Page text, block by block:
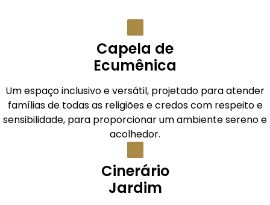
Capela de
Ecumênica
Um espaço inclusivo e versátil, projetado para atender
famílias de todas as religiões e credos com respeito e
sensibilidade, para proporcionar um ambiente sereno e
acolhedor.
Cinerário
Jardim